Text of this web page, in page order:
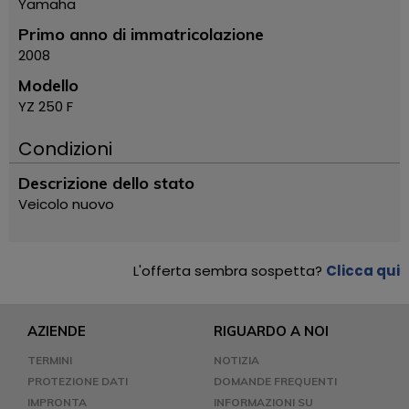
Yamaha
Primo anno di immatricolazione
2008
Modello
YZ 250 F
Condizioni
Descrizione dello stato
Veicolo nuovo
L'offerta sembra sospetta? Clicca qui
AZIENDE
TERMINI
PROTEZIONE DATI
IMPRONTA
RIGUARDO A NOI
NOTIZIA
DOMANDE FREQUENTI
INFORMAZIONI SU